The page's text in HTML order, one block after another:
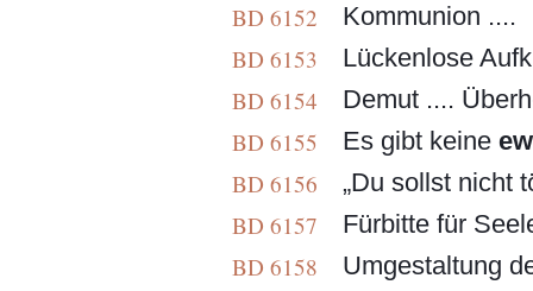
BD 6152
Kommunion ....
BD 6153
Lückenlose
BD 6154
Demut ....
BD 6155
Es gibt keine
BD 6156
„Du sollst nicht
BD 6157
Fürbitte für
BD 6158
Umgestaltung